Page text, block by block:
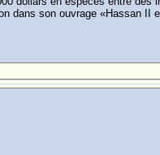
dans son ouvrage «Hassan II